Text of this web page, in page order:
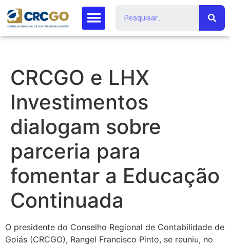
CRCGO e LHX
Investimentos
dialogam sobre
parceria para
fomentar a Educação
Continuada
O presidente do Conselho Regional de Contabilidade de
Goiás (CRCGO), Rangel Francisco Pinto, se reuniu, no